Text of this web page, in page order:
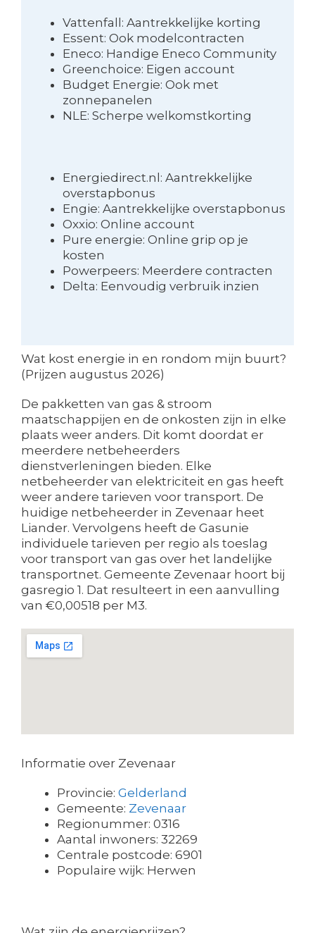
Vattenfall: Aantrekkelijke korting
Essent: Ook modelcontracten
Eneco: Handige Eneco Community
Greenchoice: Eigen account
Budget Energie: Ook met
zonnepanelen
NLE: Scherpe welkomstkorting
Energiedirect.nl: Aantrekkelijke
overstapbonus
Engie: Aantrekkelijke overstapbonus
Oxxio: Online account
Pure energie: Online grip op je
kosten
Powerpeers: Meerdere contracten
Delta: Eenvoudig verbruik inzien
Wat kost energie in en rondom mijn buurt?
(Prijzen augustus 2026)
De pakketten van gas & stroom
maatschappijen en de onkosten zijn in elke
plaats weer anders. Dit komt doordat er
meerdere netbeheerders
dienstverleningen bieden. Elke
netbeheerder van elektriciteit en gas heeft
weer andere tarieven voor transport. De
huidige netbeheerder in Zevenaar heet
Liander. Vervolgens heeft de Gasunie
individuele tarieven per regio als toeslag
voor transport van gas over het landelijke
transportnet. Gemeente Zevenaar hoort bij
gasregio 1. Dat resulteert in een aanvulling
van €0,00518 per M3.
Informatie over Zevenaar
Provincie: Gelderland
Gemeente: Zevenaar
Regionummer: 0316
Aantal inwoners: 32269
Centrale postcode: 6901
Populaire wijk: Herwen